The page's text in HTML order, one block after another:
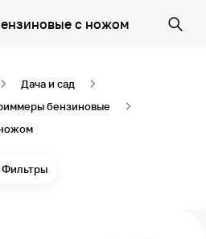
с ножом
Дача и сад
бензиновые
Фильтры